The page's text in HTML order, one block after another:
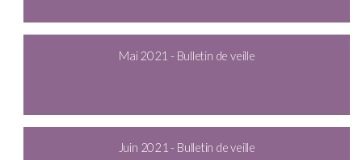
Mai 2021 - Bulletin de veille
Juin 2021 - Bulletin de veille